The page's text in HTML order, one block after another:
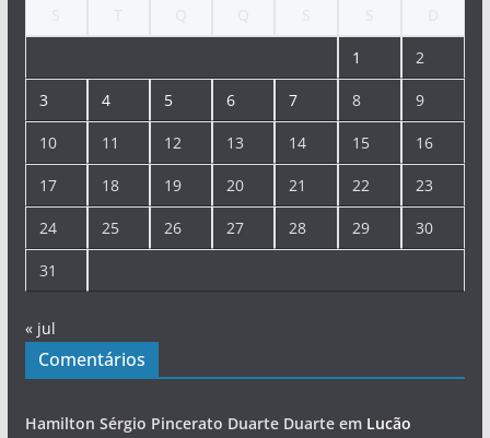
1 2
3 4 5 6 7 8 9
10 11 12 13 14 15 16
17 18 19 20 21 22 23
24 25 26 27 28 29 30
31
« jul
Comentários
Hamilton Sérgio Pincerato Duarte Duarteem Lucão